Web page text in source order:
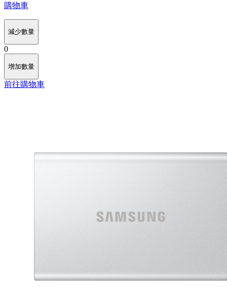
購物車
減少數量
0
增加數量
前往購物車